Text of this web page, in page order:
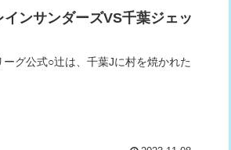
インサンダーズVS千葉ジェッ
グ公式○辻は、千葉Jに村を焼かれた